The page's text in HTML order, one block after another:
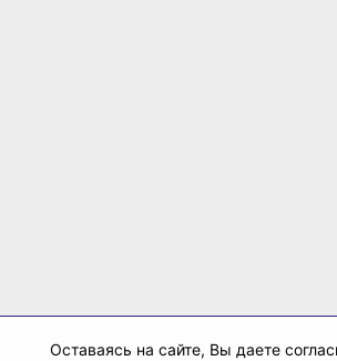
Оставаясь на сайте, Вы даете